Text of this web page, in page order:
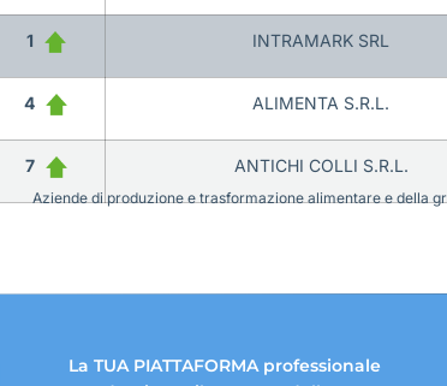
1 INTRAMARK SRL
4 ALIMENTA S.R.L.
7 ANTICHI COLLI S.R.L.
Aziende di produzione e trasformazione alimentare e della
La TUA PIATTAFORMA professionale